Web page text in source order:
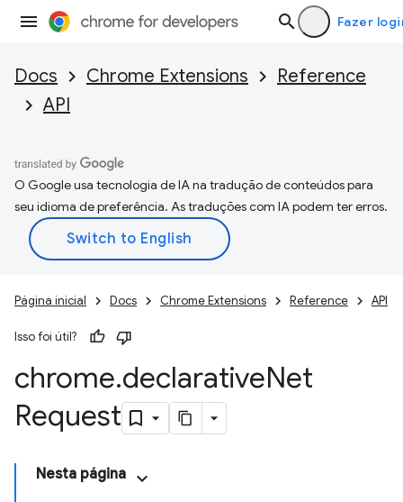
Fazer
Docs Chrome Extensions
Reference
API
O Google usa tecnologia de IA na tradução de conteúdos para
seu idioma de preferência. As traduções com IA podem ter erros.
Página inicial Docs Chrome Extensions Reference API
Isso foi útil?
chrome.declarativeNet
Request
Nesta página